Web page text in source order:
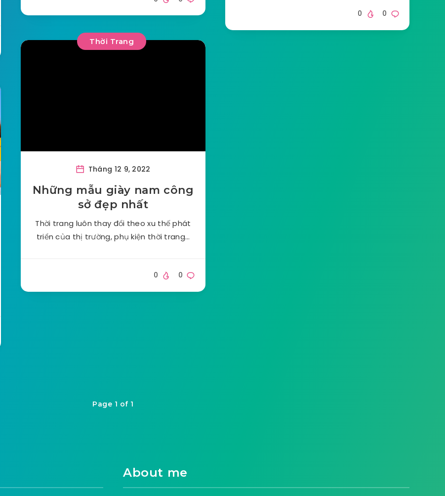
0
0
Thời Trang
Tháng 12 9, 2022
Những mẫu giày nam công
sở đẹp nhất
Thời trang luôn thay đổi theo xu thế phát
triển của thị trường, phụ kiện thời trang…
0
0
Page 1 of 1
About me